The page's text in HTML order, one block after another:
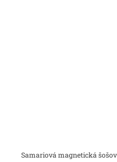
Samariová magnetická